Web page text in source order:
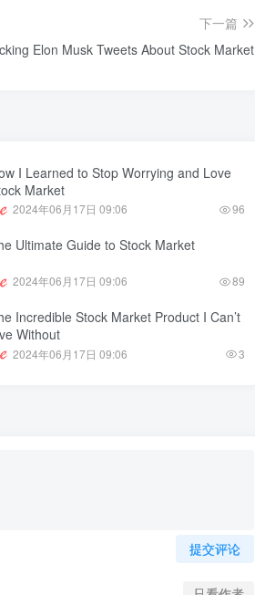
下一篇
Elon Musk Tweets About Stock Market
I Learned to Stop Worrying and Love
Market
2024年06月17日 09:06 96
Ultimate Guide to Stock Market
2024年06月17日 09:06 89
Incredible Stock Market Product I Can’t
Without
2024年06月17日 09:06 3
提交评论